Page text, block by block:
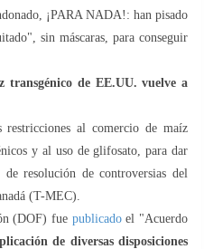
¡PARA NADA!: han pisado
sin máscaras, para conseguir
transgénico de EE.UU. vuelve a
al comercio de maíz
y al uso de glifosato, para dar
resolución de controversias del
(T-MEC).
(DOF) fue publicadoel "Acuerdo
de diversas disposiciones